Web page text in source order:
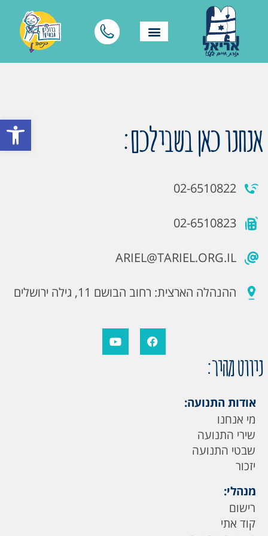
פתח אנחנו כאן בשבילכם:
02-6510822
02-6510823
ARIEL@TARIEL.ORG.IL
ההנהלה הארצית: רחוב הבושם 11, גילה ירושלים
ניווט מהיר:
אודות התנועה:
מי אנחנו
שירי התנועה
שבטי התנועה
יזכור
מנהלי:
רישום
קוד אתי